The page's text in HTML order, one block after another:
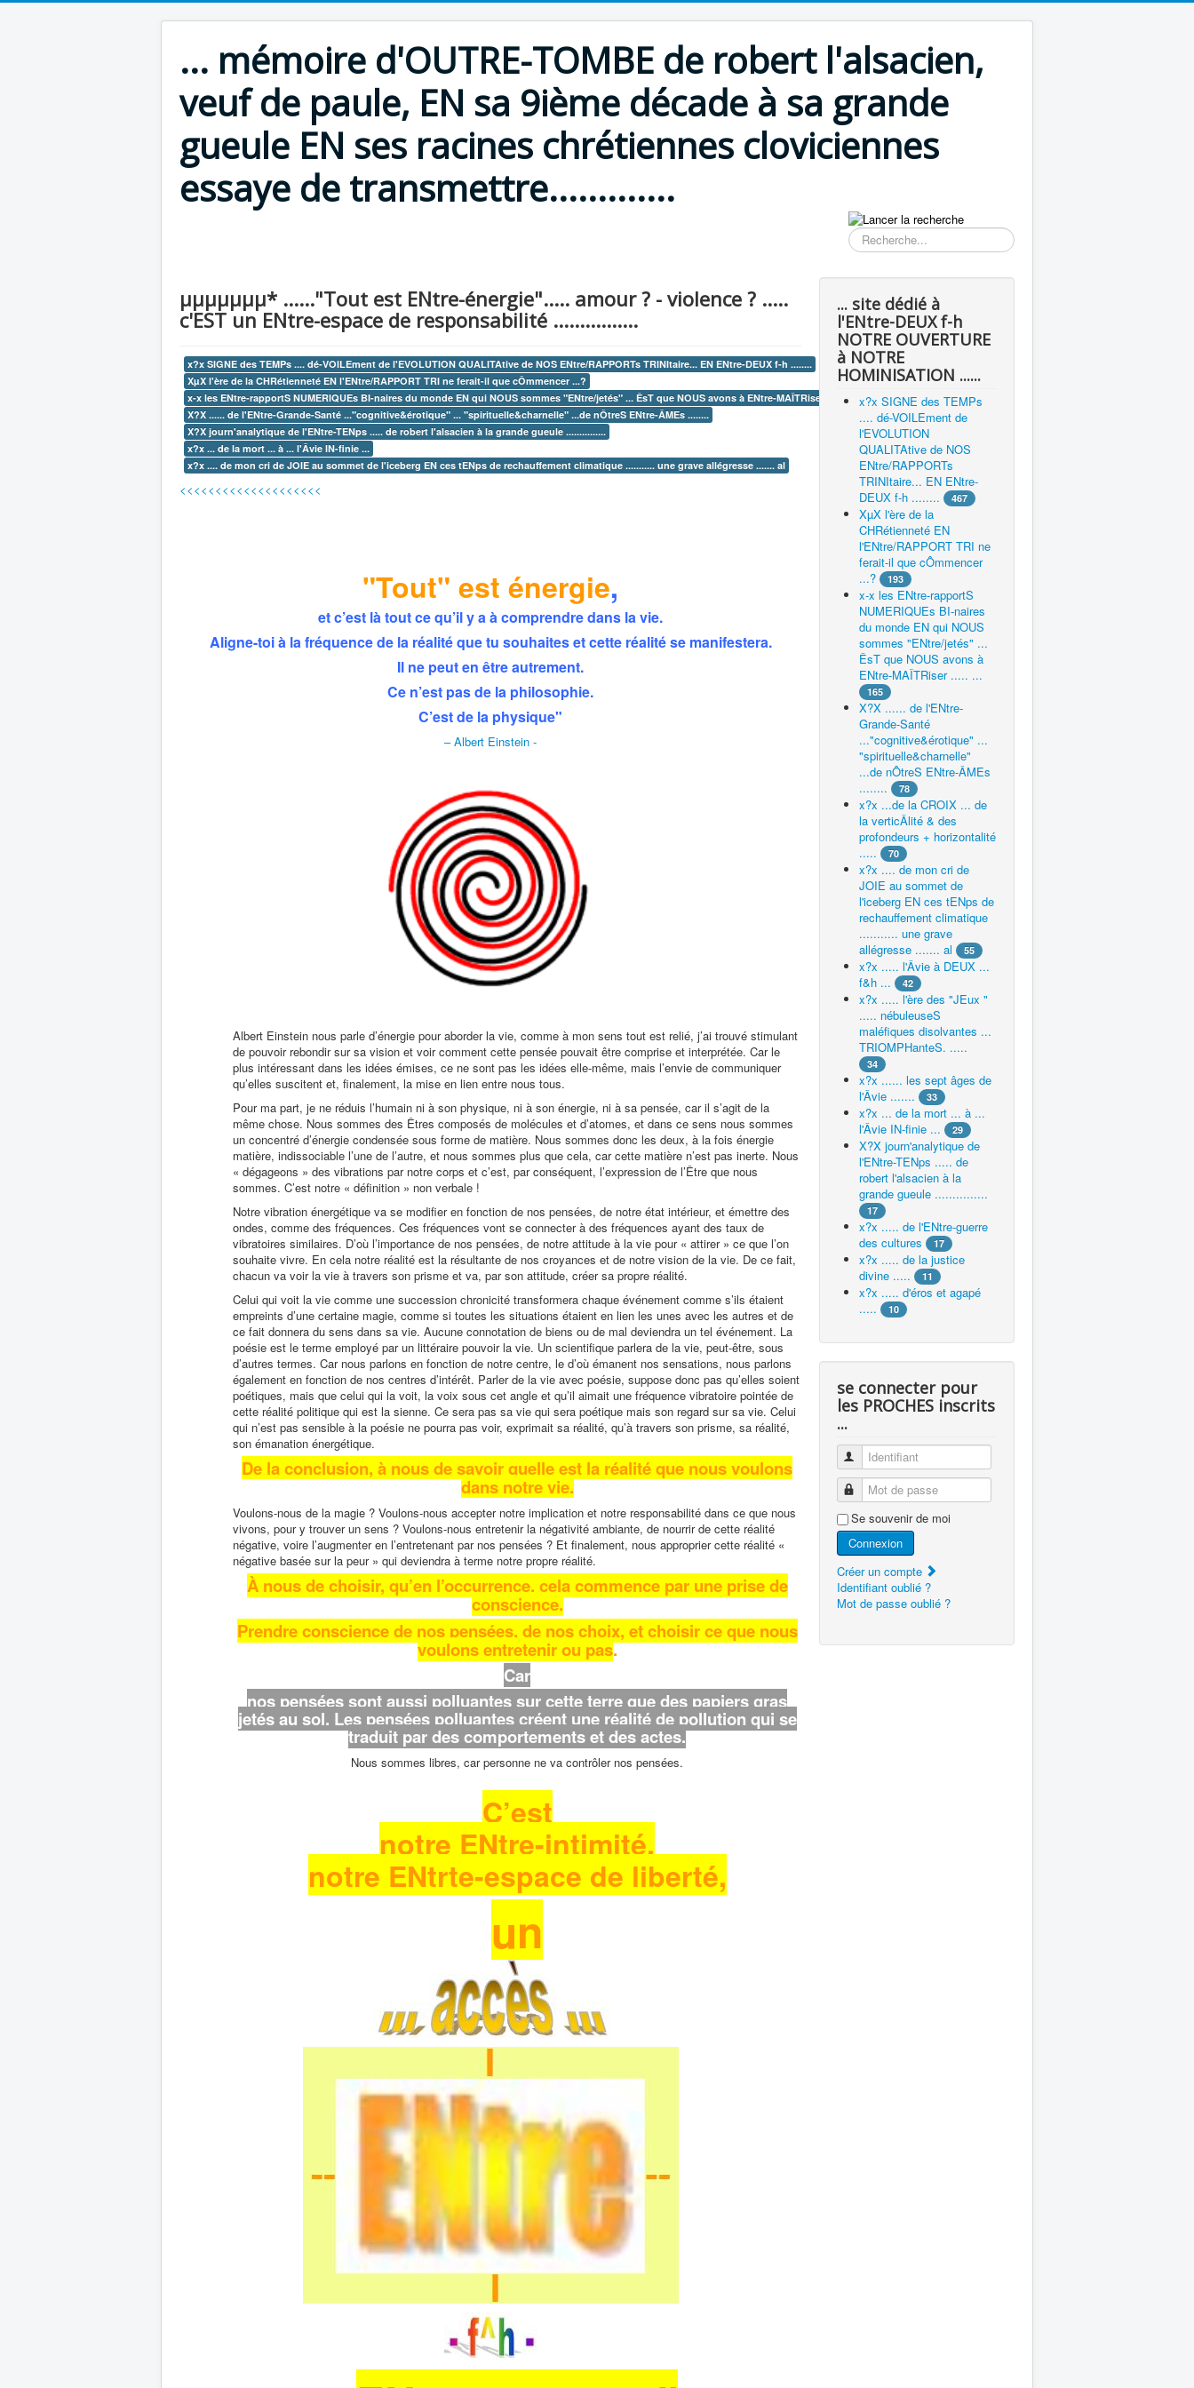
... mémoire d'OUTRE-TOMBE de robert l'alsacien,
veuf de paule, EN sa 9ième décade à sa grande
gueule EN ses racines chrétiennes cloviciennes
essaye de transmettre.............
Résultat
de
recherche
µµµµµµµ* ......"Tout est ENtre-énergie"..... amour ? - violence ? .....
c'EST un ENtre-espace de responsabilité ................
x?x SIGNE des TEMPs .... dé-VOILEment de l'EVOLUTION QUALITAtive de NOS ENtre/RAPPORTs TRINItaire... EN ENtre-DEUX f-h ........
XµX l'ère de la CHRétienneté EN l'ENtre/RAPPORT TRI ne ferait-il que cÔmmencer ...?
x-x les ENtre-rapportS NUMERIQUEs BI-naires du monde EN qui NOUS sommes "ENtre/jetés" ... ÊsT que NOUS avons à ENtre-MAÎTRiser ..... ...
X?X ...... de l'ENtre-Grande-Santé ..."cognitive&érotique" ... "spirituelle&charnelle" ...de nÔtreS ENtre-ÂMEs ........
X?X journ'analytique de l'ENtre-TENps ..... de robert l'alsacien à la grande gueule ...............
x?x ... de la mort ... à ... l'Âvie IN-finie ...
x?x .... de mon cri de JOIE au sommet de l'iceberg EN ces tENps de rechauffement climatique ........... une grave allégresse ....... al
<<<<<<<<<<<<<<<<<<<<
"Tout" est énergie,
et c’est là tout ce qu’il y a à comprendre dans la vie.
Aligne-toi à la fréquence de la réalité que tu souhaites et cette réalité se manifestera.
Il ne peut en être autrement.
Ce n’est pas de la philosophie.
C’est de la physique"
– Albert Einstein -
Albert Einstein nous parle d’énergie pour aborder la vie, comme à mon sens tout est relié, j’ai trouvé stimulant
de pouvoir rebondir sur sa vision et voir comment cette pensée pouvait être comprise et interprétée. Car le
plus intéressant dans les idées émises, ce ne sont pas les idées elle-même, mais l’envie de communiquer
qu’elles suscitent et, finalement, la mise en lien entre nous tous.
Pour ma part, je ne réduis l’humain ni à son physique, ni à son énergie, ni à sa pensée, car il s’agit de la
même chose. Nous sommes des Êtres composés de molécules et d’atomes, et dans ce sens nous sommes
un concentré d’énergie condensée sous forme de matière. Nous sommes donc les deux, à la fois énergie
matière, indissociable l’une de l’autre, et nous sommes plus que cela, car cette matière n’est pas inerte. Nous
« dégageons » des vibrations par notre corps et c’est, par conséquent, l’expression de l’Être que nous
sommes. C’est notre « définition » non verbale !
Notre vibration énergétique va se modifier en fonction de nos pensées, de notre état intérieur, et émettre des
ondes, comme des fréquences. Ces fréquences vont se connecter à des fréquences ayant des taux de
vibratoires similaires. D’où l’importance de nos pensées, de notre attitude à la vie pour « attirer » ce que l’on
souhaite vivre. En cela notre réalité est la résultante de nos croyances et de notre vision de la vie. De ce fait,
chacun va voir la vie à travers son prisme et va, par son attitude, créer sa propre réalité.
Celui qui voit la vie comme une succession chronicité transformera chaque événement comme s’ils étaient
empreints d’une certaine magie, comme si toutes les situations étaient en lien les unes avec les autres et de
ce fait donnera du sens dans sa vie. Aucune connotation de biens ou de mal deviendra un tel événement. La
poésie est le terme employé par un littéraire pouvoir la vie. Un scientifique parlera de la vie, peut-être, sous
d’autres termes. Car nous parlons en fonction de notre centre, le d’où émanent nos sensations, nous parlons
également en fonction de nos centres d’intérêt. Parler de la vie avec poésie, suppose donc pas qu’elles soient
poétiques, mais que celui qui la voit, la voix sous cet angle et qu’il aimait une fréquence vibratoire pointée de
cette réalité politique qui est la sienne. Ce sera pas sa vie qui sera poétique mais son regard sur sa vie. Celui
qui n’est pas sensible à la poésie ne pourra pas voir, exprimait sa réalité, qu’à travers son prisme, sa réalité,
son émanation énergétique.
De la conclusion, à nous de savoir quelle est la réalité que nous voulons
dans notre vie.
Voulons-nous de la magie ? Voulons-nous accepter notre implication et notre responsabilité dans ce que nous
vivons, pour y trouver un sens ? Voulons-nous entretenir la négativité ambiante, de nourrir de cette réalité
négative, voire l’augmenter en l’entretenant par nos pensées ? Et finalement, nous approprier cette réalité «
négative basée sur la peur » qui deviendra à terme notre propre réalité.
À nous de choisir, qu’en l’occurrence, cela commence par une prise de
conscience.
Prendre conscience de nos pensées, de nos choix, et choisir ce que nous
voulons entretenir ou pas.
Car
nos pensées sont aussi polluantes sur cette terre que des papiers gras
jetés au sol. Les pensées polluantes créent une réalité de pollution qui se
traduit par des comportements et des actes.
Nous sommes libres, car personne ne va contrôler nos pensées.
C’est
notre ENtre-intimité,
notre ENtrte-espace de liberté,
un
... site dédié à
l'ENtre-DEUX f-h
NOTRE OUVERTURE
à NOTRE
HOMINISATION ......
x?x SIGNE des TEMPs
.... dé-VOILEment de
l'EVOLUTION
QUALITAtive de NOS
ENtre/RAPPORTs
TRINItaire... EN ENtre-
DEUX f-h ........
467
XµX l'ère de la
CHRétienneté EN
l'ENtre/RAPPORT TRI ne
ferait-il que cÔmmencer
...?
193
x-x les ENtre-rapportS
NUMERIQUEs BI-naires
du monde EN qui NOUS
sommes "ENtre/jetés" ...
ÊsT que NOUS avons à
ENtre-MAÎTRiser ..... ...
165
X?X ...... de l'ENtre-
Grande-Santé
..."cognitive&érotique" ...
"spirituelle&charnelle"
...de nÔtreS ENtre-ÂMEs
........
78
x?x ...de la CROIX ... de
la verticÂlité & des
profondeurs + horizontalité
.....
70
x?x .... de mon cri de
JOIE au sommet de
l'iceberg EN ces tENps de
rechauffement climatique
........... une grave
allégresse ....... al
55
x?x ..... l'Âvie à DEUX ...
f&h ...
42
x?x ..... l'ère des "JEux "
..... nébuleuseS
maléfiques disolvantes ...
TRIOMPHanteS. .....
34
x?x ...... les sept âges de
l'Âvie .......
33
x?x ... de la mort ... à ...
l'Âvie IN-finie ...
29
X?X journ'analytique de
l'ENtre-TENps ..... de
robert l'alsacien à la
grande gueule ...............
17
x?x ..... de l'ENtre-guerre
des cultures
17
x?x ..... de la justice
divine .....
11
x?x ..... d'éros et agapé
.....
10
se connecter pour
les PROCHES inscrits
...
Identifiant
Mot de passe
Se souvenir de moi
Connexion
Créer un compte
Identifiant oublié ?
Mot de passe oublié ?